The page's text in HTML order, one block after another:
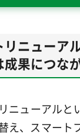
ニューア
成果につな
ニューアルと
え、スマート